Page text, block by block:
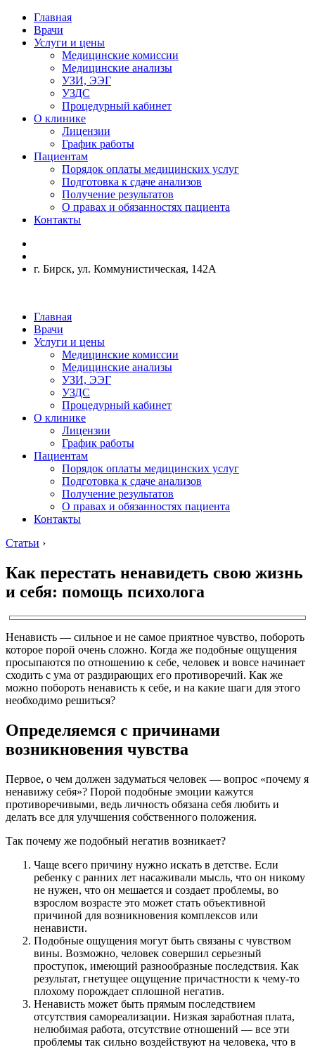
Главная
Врачи
Услуги и цены
Медицинские комиссии
Медицинские анализы
УЗИ, ЭЭГ
УЗДС
Процедурный кабинет
О клинике
Лицензии
График работы
Пациентам
Порядок оплаты медицинских услуг
Подготовка к сдаче анализов
Получение результатов
О правах и обязанностях пациента
Контакты
г. Бирск, ул. Коммунистическая, 142А
Главная
Врачи
Услуги и цены
Медицинские комиссии
Медицинские анализы
УЗИ, ЭЭГ
УЗДС
Процедурный кабинет
О клинике
Лицензии
График работы
Пациентам
Порядок оплаты медицинских услуг
Подготовка к сдаче анализов
Получение результатов
О правах и обязанностях пациента
Контакты
Статьи ›
Как перестать ненавидеть свою жизнь
и себя: помощь психолога
Ненависть — сильное и не самое приятное чувство, побороть
которое порой очень сложно. Когда же подобные ощущения
просыпаются по отношению к себе, человек и вовсе начинает
сходить с ума от раздирающих его противоречий. Как же
можно побороть ненависть к себе, и на какие шаги для этого
необходимо решиться?
Определяемся с причинами
возникновения чувства
Первое, о чем должен задуматься человек — вопрос «почему я
ненавижу себя»? Порой подобные эмоции кажутся
противоречивыми, ведь личность обязана себя любить и
делать все для улучшения собственного положения.
Так почему же подобный негатив возникает?
Чаще всего причину нужно искать в детстве. Если
ребенку с ранних лет насаживали мысль, что он никому
не нужен, что он мешается и создает проблемы, во
взрослом возрасте это может стать объективной
причиной для возникновения комплексов или
ненависти.
Подобные ощущения могут быть связаны с чувством
вины. Возможно, человек совершил серьезный
проступок, имеющий разнообразные последствия. Как
результат, гнетущее ощущение причастности к чему-то
плохому порождает сплошной негатив.
Ненависть может быть прямым последствием
отсутствия самореализации. Низкая заработная плата,
нелюбимая работа, отсутствие отношений — все эти
проблемы так сильно воздействуют на человека, что в